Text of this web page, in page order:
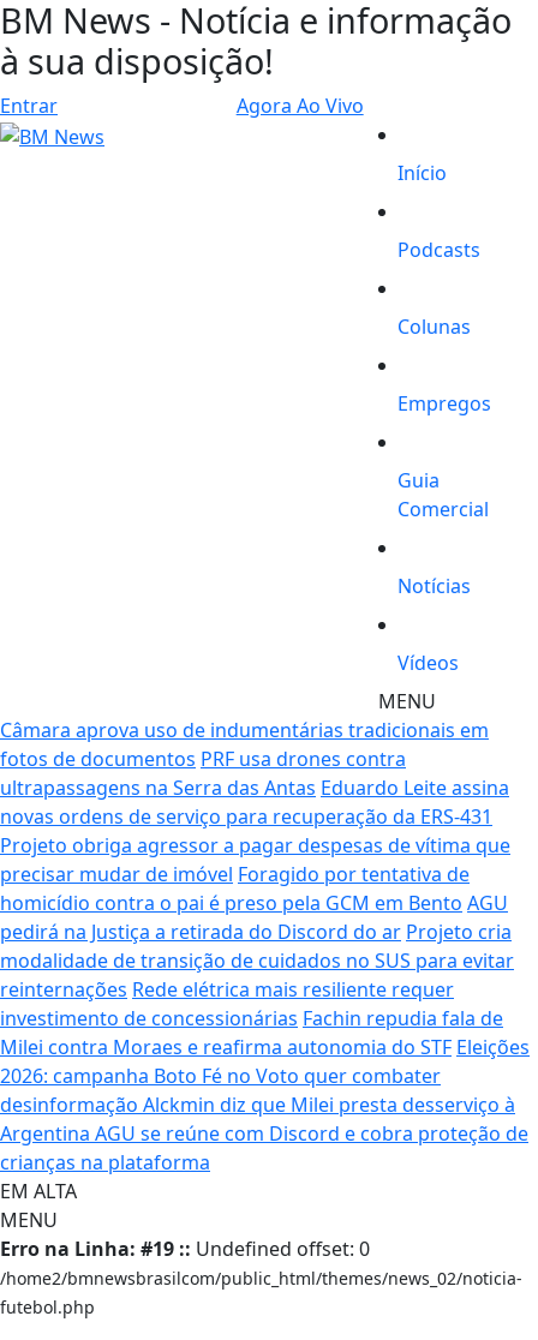
BM News - Notícia e informação
à sua disposição!
Entrar Agora Ao Vivo
Início
Podcasts
Colunas
Empregos
Guia
Comercial
Notícias
Vídeos
MENU
Câmara aprova uso de indumentárias tradicionais em
fotos de documentos PRF usa drones contra
ultrapassagens na Serra das Antas Eduardo Leite assina
novas ordens de serviço para recuperação da ERS-431
Projeto obriga agressor a pagar despesas de vítima que
precisar mudar de imóvel Foragido por tentativa de
homicídio contra o pai é preso pela GCM em Bento AGU
pedirá na Justiça a retirada do Discord do ar Projeto cria
modalidade de transição de cuidados no SUS para evitar
reinternações Rede elétrica mais resiliente requer
investimento de concessionárias Fachin repudia fala de
Milei contra Moraes e reafirma autonomia do STF Eleições
2026: campanha Boto Fé no Voto quer combater
desinformação Alckmin diz que Milei presta desserviço à
Argentina AGU se reúne com Discord e cobra proteção de
crianças na plataforma
EM ALTA
MENU
Erro na Linha: #19 :: Undefined offset: 0
/home2/bmnewsbrasilcom/public_html/themes/news_02/noticia-
futebol.php